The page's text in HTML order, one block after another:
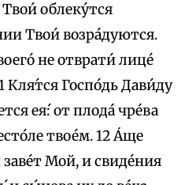
облеку́тся
Твои́ возра́дуются.
не отврати́ лице́
Кля́тся Госпо́дь Дави́ду
ея́: от плода́ чре́ва
твое́м. 12 А́ще
Мой, и свиде́ния